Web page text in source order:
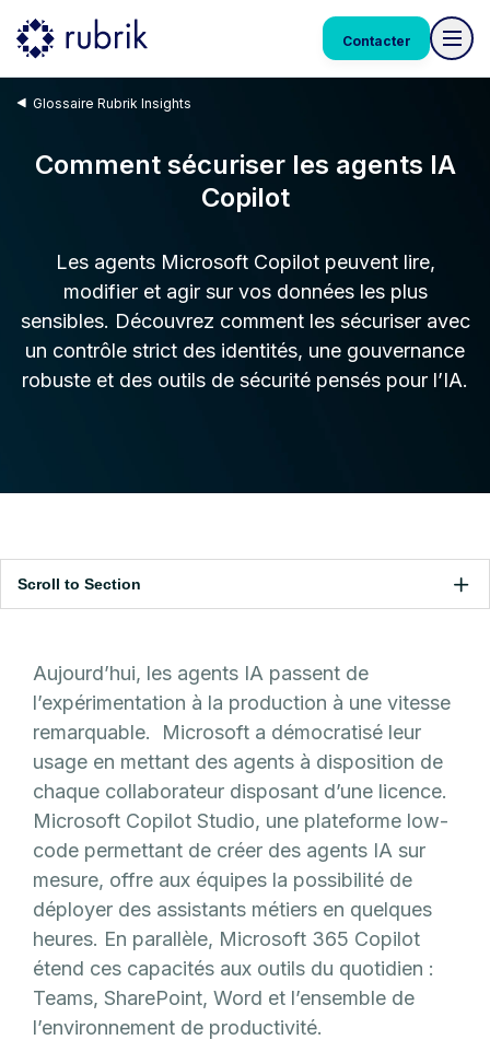
Contacter
Glossaire Rubrik Insights
Comment sécuriser les agents IA
Copilot
Les agents Microsoft Copilot peuvent lire,
modifier et agir sur vos données les plus
sensibles. Découvrez comment les sécuriser avec
un contrôle strict des identités, une gouvernance
robuste et des outils de sécurité pensés pour l’IA.
Scroll to Section
Aujourd’hui, les agents IA passent de
l’expérimentation à la production à une vitesse
remarquable. Microsoft a démocratisé leur
usage en mettant des agents à disposition de
chaque collaborateur disposant d’une licence.
Microsoft Copilot Studio, une plateforme low-
code permettant de créer des agents IA sur
mesure, offre aux équipes la possibilité de
déployer des assistants métiers en quelques
heures. En parallèle, Microsoft 365 Copilot
étend ces capacités aux outils du quotidien :
Teams, SharePoint, Word et l’ensemble de
l’environnement de productivité.